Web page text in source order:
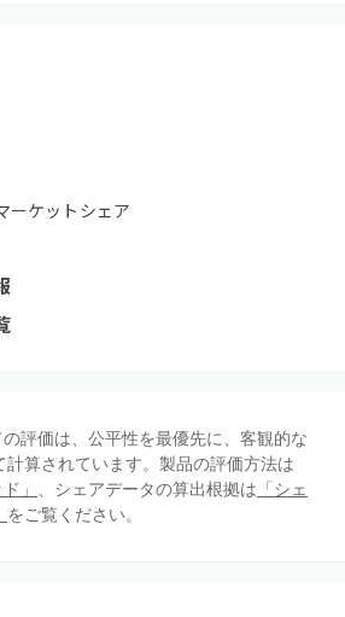
ーケットシェア
評価は、公平性を最優先に、客観的な
計算されています。製品の評価方法は
」 、シェアデータの算出根拠は 「シェ
をご覧ください。